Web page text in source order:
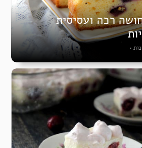
רכה ועסיסית
•